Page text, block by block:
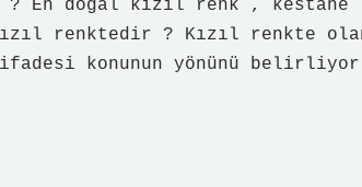
konunun yönünü belirliyor.